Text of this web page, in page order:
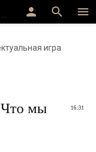
menu
search
person
игра
16:31
мы